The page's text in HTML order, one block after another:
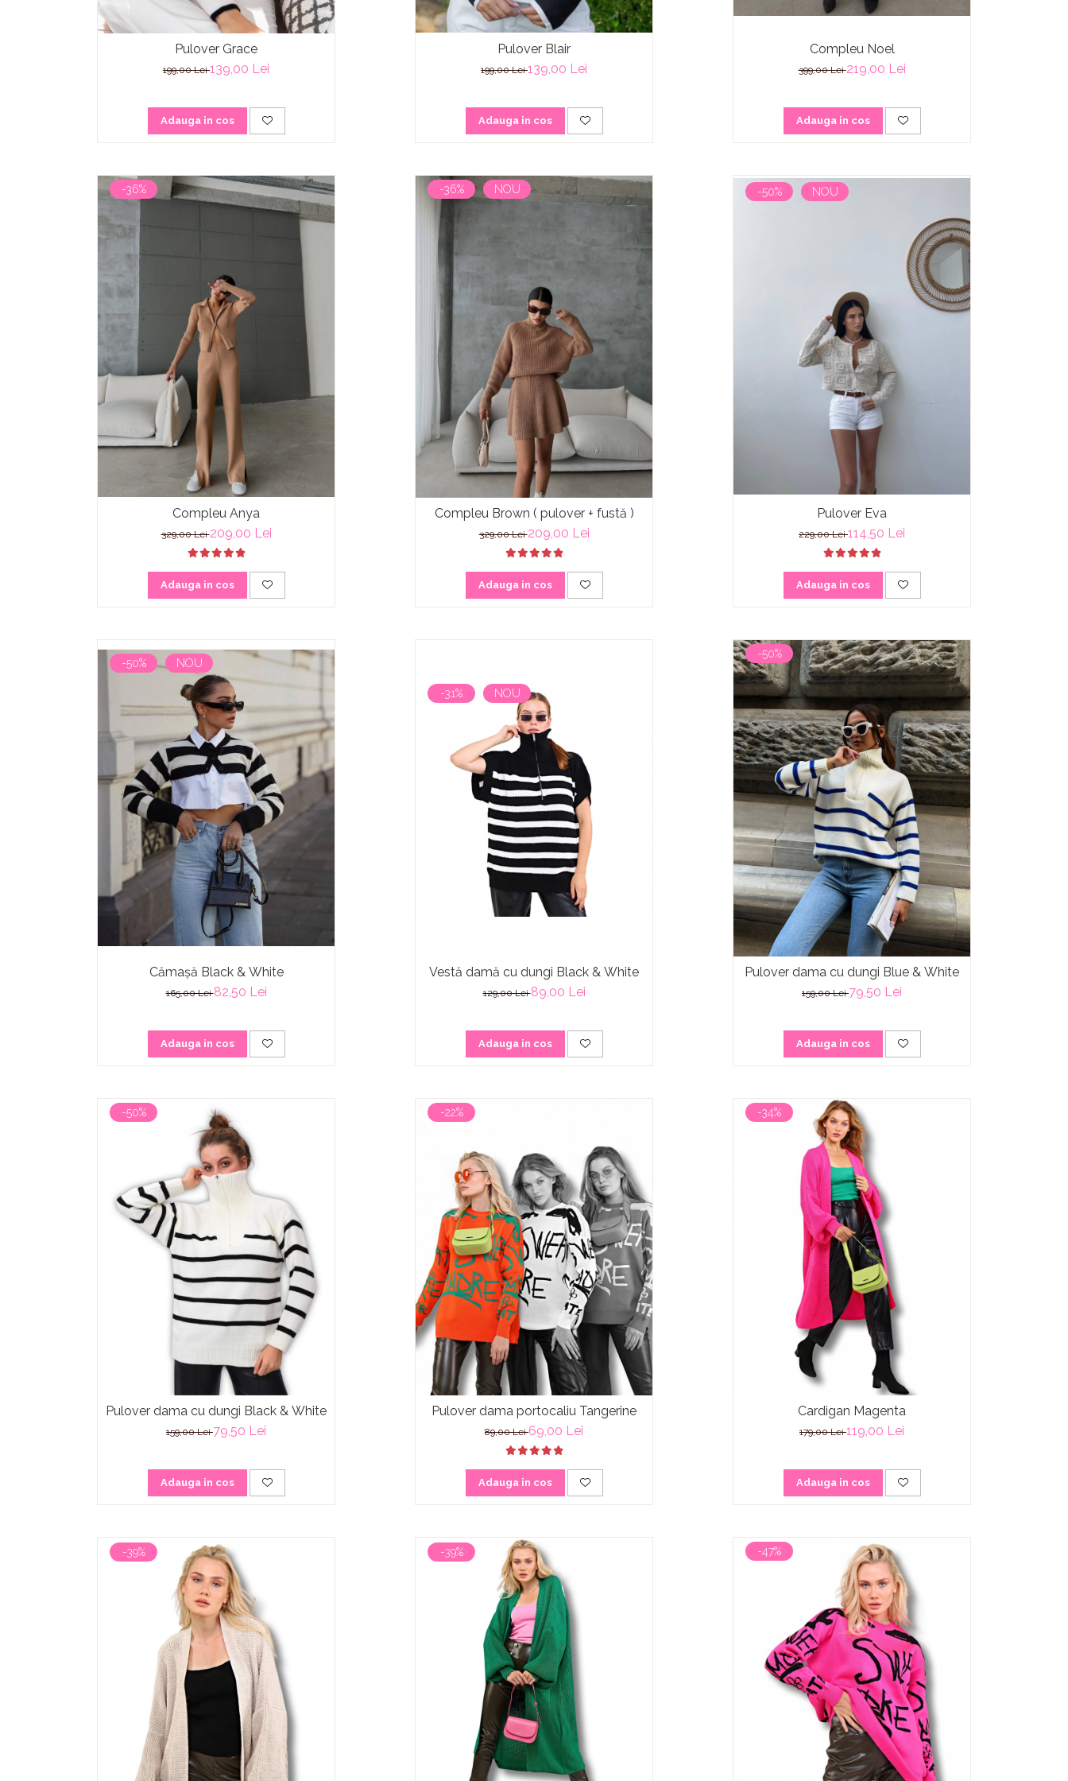
Pulover Grace
199,00 Lei139,00 Lei
Adauga in cos
Pulover Blair
199,00 Lei139,00 Lei
Adauga in cos
Compleu Noel
399,00 Lei219,00 Lei
Adauga in cos
-36%
Compleu Anya
329,00 Lei209,00 Lei
Adauga in cos
-36% NOU
Compleu Brown ( pulover + fustă )
329,00 Lei209,00 Lei
Adauga in cos
-50% NOU
Pulover Eva
229,00 Lei114,50 Lei
Adauga in cos
-50% NOU
Cămașă Black & White
165,00 Lei82,50 Lei
Adauga in cos
-31% NOU
Vestă damă cu dungi Black & White
129,00 Lei89,00 Lei
Adauga in cos
-50%
Pulover dama cu dungi Blue & White
159,00 Lei79,50 Lei
Adauga in cos
-50%
Pulover dama cu dungi Black & White
159,00 Lei79,50 Lei
Adauga in cos
-22%
Pulover dama portocaliu Tangerine
89,00 Lei69,00 Lei
Adauga in cos
-34%
Cardigan Magenta
179,00 Lei119,00 Lei
Adauga in cos
-39% -39% -47%